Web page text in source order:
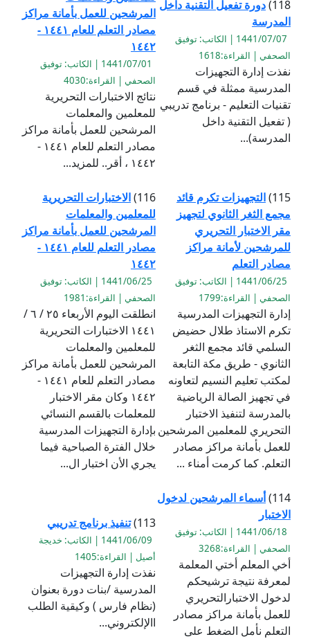
118) دورة تفعيل التقنية داخل
المدرسة
1441/07/07 | الكاتب: توفيق
الصحفي | القراءة:1618
نفذت إدارة التجهيزات
المدرسية ممثلة في قسم
تقنيات التعليم - برنامج تدريبي
( تفعيل التقنية داخل
المدرسة)...
المرشحين للعمل بأمانة مراكز
مصادر التعلم للعام ١٤٤١ -
١٤٤٢
1441/07/01 | الكاتب: توفيق
الصحفي | القراءة:4030
نتائج الاختبارات التحريرية
للمعلمين والمعلمات
المرشحين للعمل بأمانة مراكز
مصادر التعلم للعام ١٤٤١ -
١٤٤٢ ، أقر.. للمزيد...
115) التجهيزات تكرم قائد
مجمع الثغر الثانوي لتجهيز
مقر الاختبار التحريري
للمرشحين لأمانة مراكز
مصادر التعلم
1441/06/25 | الكاتب: توفيق
الصحفي | القراءة:1799
إدارة التجهيزات المدرسية
تكرم الاستاذ طلال حضيض
السلمي قائد مجمع الثغر
الثانوي - طريق مكة التابعة
لمكتب تعليم النسيم لتعاونه
في تجهيز الصالة الرياضية
بالمدرسة لتنفيذ الاختبار
التحريري للمعلمين المرشحين
للعمل بأمانة مراكز مصادر
التعلم. كما كرمت أمناء ...
116) الاختبارات التحريرية
للمعلمين والمعلمات
المرشحين للعمل بأمانة مراكز
مصادر التعلم للعام ١٤٤١ -
١٤٤٢
1441/06/25 | الكاتب: توفيق
الصحفي | القراءة:1981
انطلقت اليوم الأربعاء ٢٥ / ٦ /
١٤٤١ الاختبارات التحريرية
للمعلمين والمعلمات
المرشحين للعمل بأمانة مراكز
مصادر التعلم للعام ١٤٤١ -
١٤٤٢ وكان مقر الاختبار
للمعلمات بالقسم النسائي
بإدارة التجهيزات المدرسية
خلال الفترة الصباحية فيما
يجري الأن اختبار ال...
114) أسماء المرشحين لدخول
الاختبار
1441/06/18 | الكاتب: توفيق
الصحفي | القراءة:3268
أخي المعلم أختي المعلمة
لمعرفة نتيجة ترشيحكم
لدخول الاختبارالتحريري
للعمل بأمانة مراكز مصادر
التعلم نأمل الضغط على
113) تنفيذ برنامج تدريبي
1441/06/09 | الكاتب: خديجة
أصيل | القراءة:1405
نفذت إدارة التجهيزات
المدرسية /بنات دورة بعنوان
(نظام فارس ) وكيقية الطلب
االإلكتروني...